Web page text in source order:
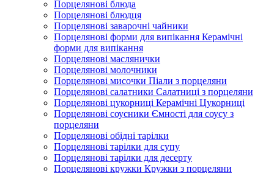
Порцелянові блюда
Порцелянові блюдця
Порцелянові заварочні чайники
Порцелянові форми для випікання Керамічні
форми для випікання
Порцелянові маслянички
Порцелянові молочники
Порцелянові мисочки Піали з порцеляни
Порцелянові салатники Салатниці з порцеляни
Порцелянові цукорниці Керамічні Цукорниці
Порцелянові соусники Ємності для соусу з
порцеляни
Порцелянові обідні тарілки
Порцелянові тарілки для супу
Порцелянові тарілки для десерту
Порцелянові кружки Кружки з порцеляни